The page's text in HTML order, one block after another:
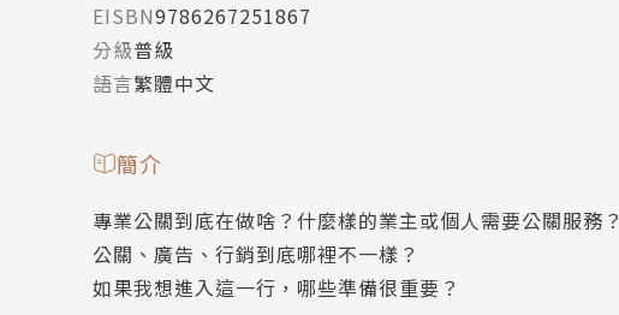
EISBN9786267251867
分級普級
語言繁體中文
簡介
專業公關到底在做啥？什麼樣的業主或個人需要公關服務？
公關、廣告、行銷到底哪裡不一樣？
如果我想進入這一行，哪些準備很重要？